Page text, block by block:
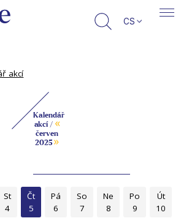
CS
akcí
Kalendář
akcí / «
červen
2025»
St
4
Čt
5
Pá
6
So
7
Ne
8
Po
9
Út
10